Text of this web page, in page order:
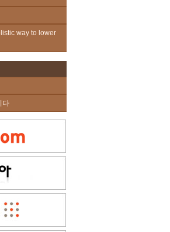
way to lower
다